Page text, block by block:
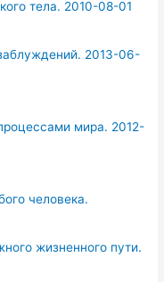
тела. 2010-08-01
2013-06-
мира. 2012-
человека.
жизненного пути.